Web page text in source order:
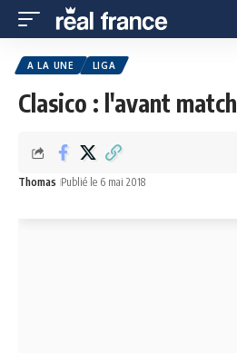
A LA UNE LIGA
Clasico : l'avant match
Thomas Publié le 6 mai 2018